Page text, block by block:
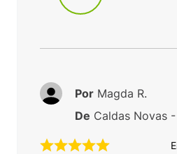
Por Magda R.
De Caldas Novas